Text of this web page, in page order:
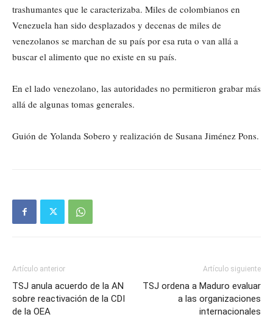
trashumantes que le caracterizaba. Miles de colombianos en
Venezuela han sido desplazados y decenas de miles de
venezolanos se marchan de su país por esa ruta o van allá a
buscar el alimento que no existe en su país.
En el lado venezolano, las autoridades no permitieron grabar más
allá de algunas tomas generales.
Guión de Yolanda Sobero y realización de Susana Jiménez Pons.
Artículo anterior
TSJ anula acuerdo de la AN
sobre reactivación de la CDI
de la OEA
Artículo siguiente
TSJ ordena a Maduro evaluar
a las organizaciones
internacionales